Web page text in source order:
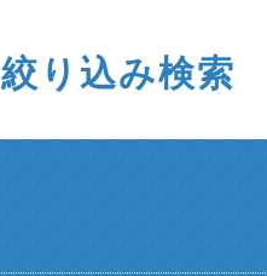
絞り込み検索